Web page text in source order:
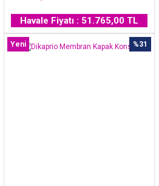
Havale Fiyatı : 51.765,00 TL
%31
Yeni